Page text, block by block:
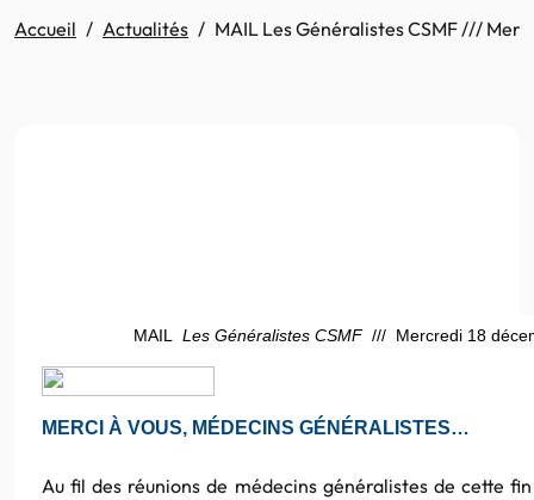
Accueil Actualités MAIL Les Généralistes CSMF ///
MAIL Les Généralistes CSMF/// Mercredi 18
MERCI À VOUS, MÉDECINS GÉNÉRALISTES…
Au fil des réunions de médecins généralistes de cette fin